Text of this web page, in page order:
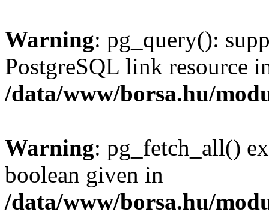
Warning: pg_query():
PostgreSQL link resource
/data/www/borsa.hu/
Warning: pg_fetch_all()
boolean given in
/data/www/borsa.hu/